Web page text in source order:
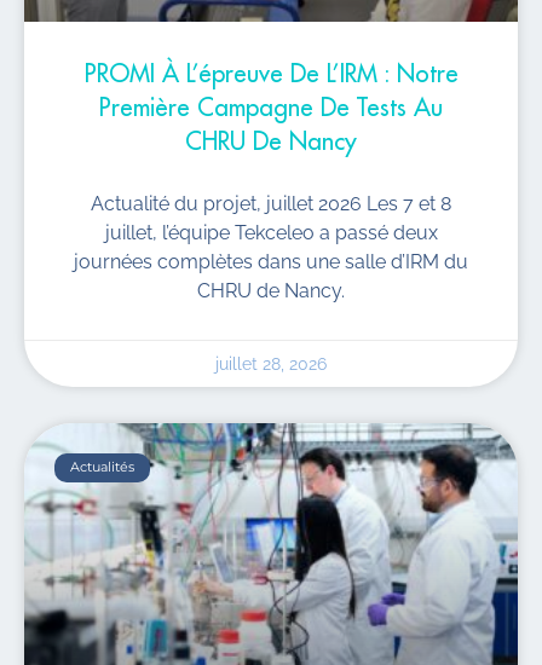
PROMI À L’épreuve De L’IRM : Notre
Première Campagne De Tests Au
CHRU De Nancy
Actualité du projet, juillet 2026 Les 7 et 8
juillet, l’équipe Tekceleo a passé deux
journées complètes dans une salle d’IRM du
CHRU de Nancy.
juillet 28, 2026
Actualités